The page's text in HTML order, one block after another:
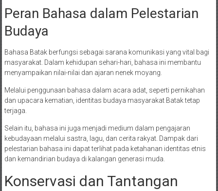
Peran Bahasa dalam Pelestarian
Budaya
Bahasa Batak berfungsi sebagai sarana komunikasi yang vital bagi
masyarakat. Dalam kehidupan sehari-hari, bahasa ini membantu
menyampaikan nilai-nilai dan ajaran nenek moyang.
Melalui penggunaan bahasa dalam acara adat, seperti pernikahan
dan upacara kematian, identitas budaya masyarakat Batak tetap
terjaga.
Selain itu, bahasa ini juga menjadi medium dalam pengajaran
kebudayaan melalui sastra, lagu, dan cerita rakyat. Dampak dari
pelestarian bahasa ini dapat terlihat pada ketahanan identitas etnis
dan kemandirian budaya di kalangan generasi muda.
Konservasi dan Tantangan